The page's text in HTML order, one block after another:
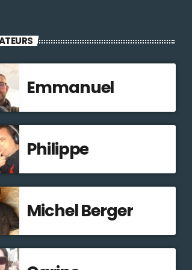
Emmanuel
Philippe
Michel Berger